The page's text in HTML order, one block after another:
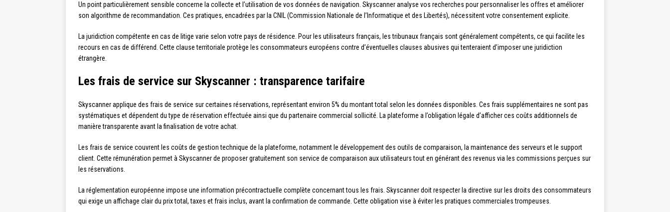
Un point particulièrement sensible concerne la collecte et l’utilisation de vos données de navigation. Skyscanner analyse vos recherches pour personnaliser les offres et améliorer
son algorithme de recommandation. Ces pratiques, encadrées par la CNIL (Commission Nationale de l’Informatique et des Libertés), nécessitent votre consentement explicite.
La juridiction compétente en cas de litige varie selon votre pays de résidence. Pour les utilisateurs français, les tribunaux français sont généralement compétents, ce qui facilite les
recours en cas de différend. Cette clause territoriale protège les consommateurs européens contre d’éventuelles clauses abusives qui tenteraient d’imposer une juridiction
étrangère.
Les frais de service sur Skyscanner : transparence tarifaire
Skyscanner applique des frais de service sur certaines réservations, représentant environ 5% du montant total selon les données disponibles. Ces frais supplémentaires ne sont pas
systématiques et dépendent du type de réservation effectuée ainsi que du partenaire commercial sollicité. La plateforme a l’obligation légale d’afficher ces coûts additionnels de
manière transparente avant la finalisation de votre achat.
Les frais de service couvrent les coûts de gestion technique de la plateforme, notamment le développement des outils de comparaison, la maintenance des serveurs et le support
client. Cette rémunération permet à Skyscanner de proposer gratuitement son service de comparaison aux utilisateurs tout en générant des revenus via les commissions perçues sur
les réservations.
La réglementation européenne impose une information précontractuelle complète concernant tous les frais. Skyscanner doit respecter la directive sur les droits des consommateurs
qui exige un affichage clair du prix total, taxes et frais inclus, avant la confirmation de commande. Cette obligation vise à éviter les pratiques commerciales trompeuses.